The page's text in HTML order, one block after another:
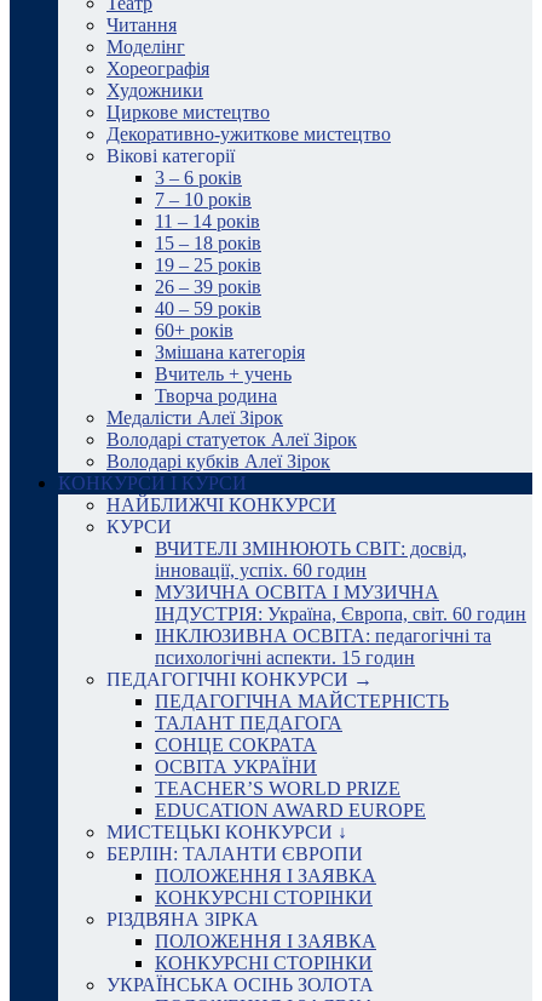
Читання
Моделінг
Хореографія
Художники
Циркове мистецтво
Декоративно-ужиткове мистецтво
Вікові категорії
3 – 6 років
7 – 10 років
11 – 14 років
15 – 18 років
19 – 25 років
26 – 39 років
40 – 59 років
60+ років
Змішана категорія
Вчитель + учень
Творча родина
Медалісти Алеї Зірок
Володарі статуеток Алеї Зірок
Володарі кубків Алеї Зірок
КОНКУРСИ І КУРСИ
НАЙБЛИЖЧІ КОНКУРСИ
КУРСИ
ВЧИТЕЛІ ЗМІНЮЮТЬ СВІТ: досвід,
інновації, успіх. 60 годин
МУЗИЧНА ОСВІТА І МУЗИЧНА
ІНДУСТРІЯ: Україна, Європа, світ. 60 годин
ІНКЛЮЗИВНА ОСВІТА: педагогічні та
психологічні аспекти. 15 годин
ПЕДАГОГІЧНІ КОНКУРСИ →
ПЕДАГОГІЧНА МАЙСТЕРНІСТЬ
ТАЛАНТ ПЕДАГОГА
СОНЦЕ СОКРАТА
ОСВІТА УКРАЇНИ
TEACHER’S WORLD PRIZE
EDUCATION AWARD EUROPE
МИСТЕЦЬКІ КОНКУРСИ ↓
БЕРЛІН: ТАЛАНТИ ЄВРОПИ
ПОЛОЖЕННЯ І ЗАЯВКА
КОНКУРСНІ СТОРІНКИ
РІЗДВЯНА ЗІРКА
ПОЛОЖЕННЯ І ЗАЯВКА
КОНКУРСНІ СТОРІНКИ
УКРАЇНСЬКА ОСІНЬ ЗОЛОТА